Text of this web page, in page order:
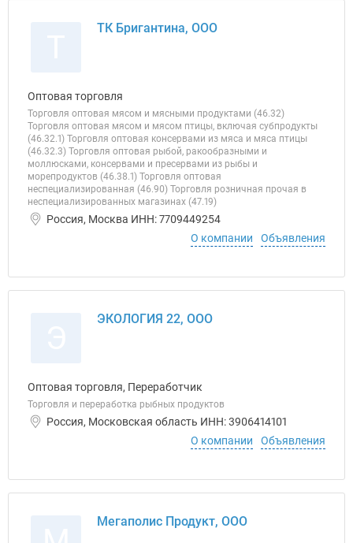
ТК Бригантина, ООО
Оптовая торговля
Торговля оптовая мясом и мясными продуктами (46.32)
Торговля оптовая мясом и мясом птицы, включая субпродукты
(46.32.1) Торговля оптовая консервами из мяса и мяса птицы
(46.32.3) Торговля оптовая рыбой, ракообразными и
моллюсками, консервами и пресервами из рыбы и
морепродуктов (46.38.1) Торговля оптовая
неспециализированная (46.90) Торговля розничная прочая в
неспециализированных магазинах (47.19)
Россия, Москва ИНН: 7709449254
О компании
Объявления
ЭКОЛОГИЯ 22, ООО
Оптовая торговля, Переработчик
Торговля и переработка рыбных продуктов
Россия, Московская область ИНН: 3906414101
О компании
Объявления
Мегаполис Продукт, ООО